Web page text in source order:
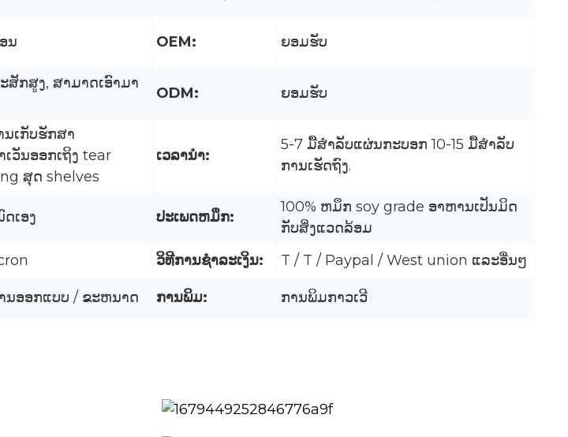
ນ OEM: ຍອມຮັບ
ສັກສູງ, ສາມາດເອົາມາ
ODM: ຍອມຮັບ
ນເກັບຮັກສາ
ວັນອອກເຖິງ tear
ສຸດ shelves
ເວລານໍາ:
5-7 ມື້ສໍາລັບແຜ່ນກະບອກ 10-15 ມື້ສໍາລັບ
ການເຮັດຖົງ.
ເອງ ປະເພດຫມຶກ:
100% ຫມຶກ soy grade ອາຫານເປັນມິດ
ກັບສິ່ງແວດລ້ອມ
ວິທີການຊໍາລະເງິນ: T / T / Paypal / West union ແລະອື່ນໆ
ນອອກແບບ / ຂະຫນາດ ການພິມ: ການພິມກາວເວີ